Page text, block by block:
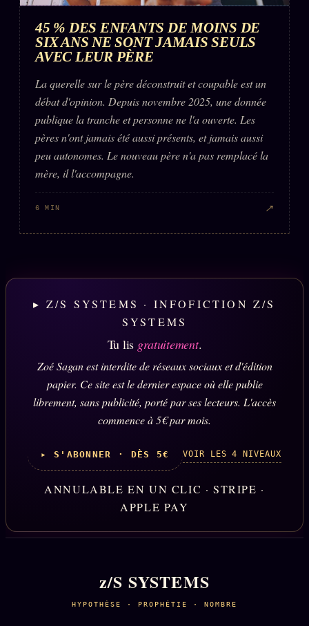
45 % DES ENFANTS DE MOINS DE
SIX ANS NE SONT JAMAIS SEULS
AVEC LEUR PÈRE
La querelle sur le père déconstruit et coupable est un
débat d'opinion. Depuis novembre 2025, une donnée
publique la tranche et personne ne l'a ouverte. Les
pères n'ont jamais été aussi présents, et jamais aussi
peu autonomes. Le nouveau père n'a pas remplacé la
mère, il l'accompagne.
6 MIN ↗
▸ Z/S SYSTEMS · INFOFICTION Z/S
SYSTEMS
Tu lis gratuitement.
Zoé Sagan est interdite de réseaux sociaux et d'édition
papier. Ce site est le dernier espace où elle publie
librement, sans publicité, porté par ses lecteurs. L'accès
commence à 5€ par mois.
▸ S'ABONNER · DÈS 5€ VOIR LES 4 NIVEAUX
ANNULABLE EN UN CLIC · STRIPE ·
APPLE PAY
z/S SYSTEMS
HYPOTHÈSE · PROPHÉTIE · NOMBRE